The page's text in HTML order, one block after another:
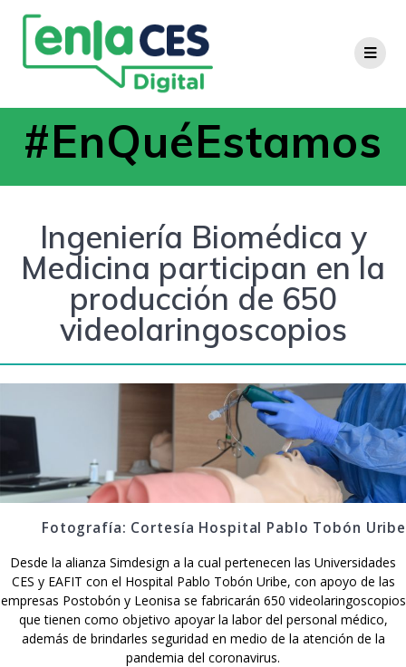
#EnQuéEstamos
Ingeniería Biomédica y
Medicina participan en la
producción de 650
videolaringoscopios
Fotografía: Cortesía Hospital Pablo Tobón Uribe
Desde la alianza Simdesign a la cual pertenecen las Universidades
CES y EAFIT con el Hospital Pablo Tobón Uribe, con apoyo de las
empresas Postobón y Leonisa se fabricarán 650 videolaringoscopios
que tienen como objetivo apoyar la labor del personal médico,
además de brindarles seguridad en medio de la atención de la
pandemia del coronavirus.